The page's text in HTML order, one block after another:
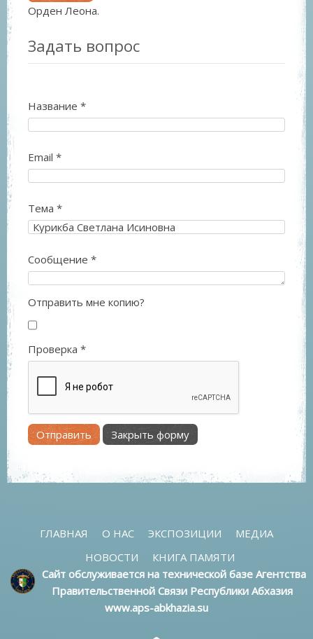
Орден Леона.
Задать вопрос
Название *
Email *
Тема *
Сообщение *
Отправить мне копию?
Проверка *
Отправить Закрыть форму
ГЛАВНАЯ О НАС ЭКСПОЗИЦИИ
МЕДИА
НОВОСТИ
КНИГА ПАМЯТИ
Сайт обслуживается на технической базе Агентства
Правительственной Связи Республики Абхазия
www.aps-abkhazia.su